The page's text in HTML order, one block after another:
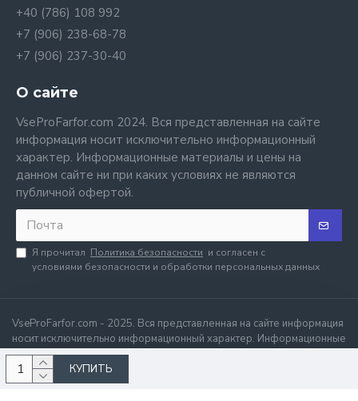
КУПИТЬ
+40 (786) 108 992
+7 (906) 238-68-78
+7 (906) 237-30-40
О сайте
VseProFarfor.com 2024. Вся представленная на сайте
информация носит исключительно информационный
характер. Информационные материалы и цены на
данном сайте ни при каких условиях не являются
публичной офертой.
Я прочитал Политика безопасности и согласен с
условиями безопасности и обработки персональных данных
VseProFarfor.com - 2025. Вся представленная на сайте информация
носит исключительно информационный характер. Информационные
материалы и цены на данном сайте ни при каких условиях не
являются публичной офертой.